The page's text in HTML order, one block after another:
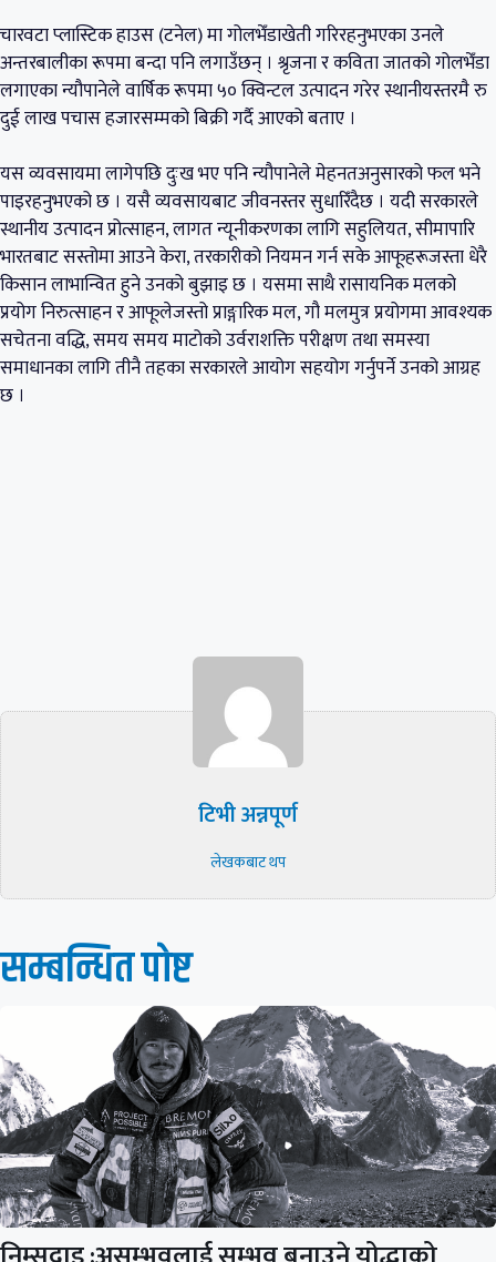
चारवटा प्लास्टिक हाउस (टनेल) मा गोलभेँडाखेती गरिरहनुभएका उनले
अन्तरबालीका रूपमा बन्दा पनि लगाउँछन् । श्रृजना र कविता जातको गोलभेँडा
लगाएका न्यौपानेले वार्षिक रूपमा ५० क्विन्टल उत्पादन गरेर स्थानीयस्तरमै रु
दुई लाख पचास हजारसम्मको बिक्री गर्दै आएको बताए ।
यस व्यवसायमा लागेपछि दुःख भए पनि न्यौपानेले मेहनतअनुसारको फल भने
पाइरहनुभएको छ । यसै व्यवसायबाट जीवनस्तर सुधारिँदैछ । यदी सरकारले
स्थानीय उत्पादन प्रोत्साहन, लागत न्यूनीकरणका लागि सहुलियत, सीमापारि
भारतबाट सस्तोमा आउने केरा, तरकारीको नियमन गर्न सके आफूहरूजस्ता धेरै
किसान लाभान्वित हुने उनको बुझाइ छ । यसमा साथै रासायनिक मलको
प्रयोग निरुत्साहन र आफूलेजस्तो प्राङ्गारिक मल, गौ मलमुत्र प्रयोगमा आवश्यक
सचेतना वद्धि, समय समय माटोको उर्वराशक्ति परीक्षण तथा समस्या
समाधानका लागि तीनै तहका सरकारले आयोग सहयोग गर्नुपर्ने उनको आग्रह
छ ।
टिभी अन्नपूर्ण
लेखकबाट थप
सम्बन्धित पाेष्ट